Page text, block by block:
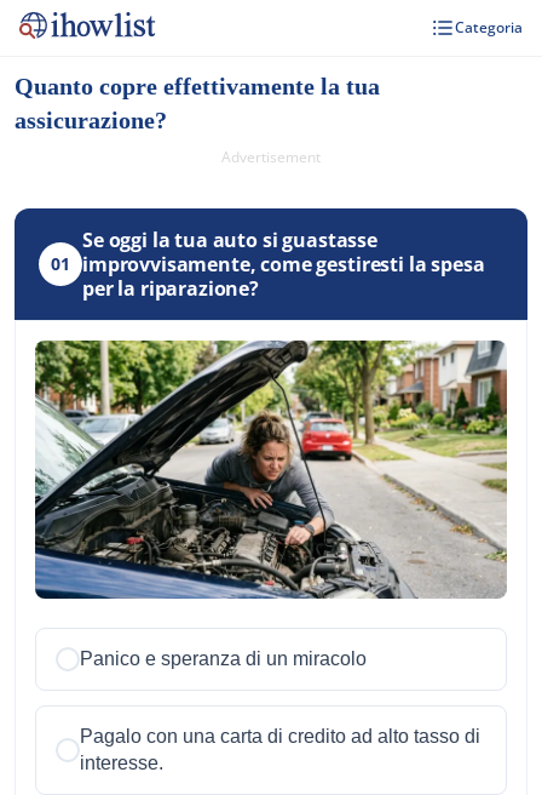
Categoria
Quanto copre effettivamente la tua
assicurazione?
Advertisement
01
Se oggi la tua auto si guastasse
improvvisamente, come gestiresti la spesa
per la riparazione?
Panico e speranza di un miracolo
Pagalo con una carta di credito ad alto tasso di
interesse.